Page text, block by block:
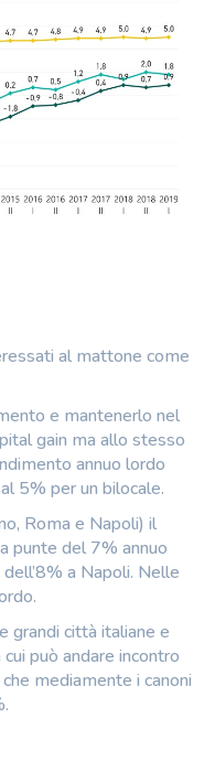
al mattone come
e mantenerlo nel
gain ma allo stesso
annuo lordo
5% per un bilocale.
Roma e Napoli) il
punte del 7% annuo
a Napoli. Nelle
grandi città italiane e
può andare incontro
mediamente i canoni